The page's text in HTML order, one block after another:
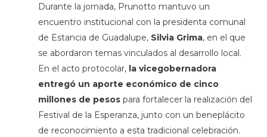
Durante la jornada, Prunotto mantuvo un
encuentro institucional con la presidenta comunal
de Estancia de Guadalupe, Silvia Grima, en el que
se abordaron temas vinculados al desarrollo local.
En el acto protocolar, la vicegobernadora
entregó un aporte económico de cinco
millones de pesospara fortalecer la realización del
Festival de la Esperanza, junto con un beneplácito
de reconocimiento a esta tradicional celebración.